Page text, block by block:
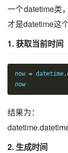
一个datetime类
才是datetime这个
1. 获取当前时间
now = datetime.
now
结果为：
2. 生成时间